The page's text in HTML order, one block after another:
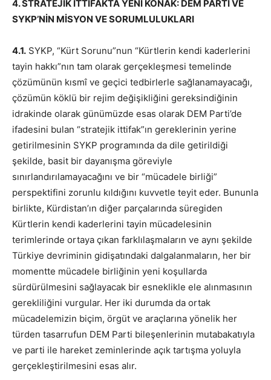
4. STRATEJİK İTTİFAKTA YENİ KONAK: DEM PARTİ VE
SYKP’NİN MİSYON VE SORUMLULUKLARI
4.1. SYKP, “Kürt Sorunu”nun “Kürtlerin kendi kaderlerini
tayin hakkı”nın tam olarak gerçekleşmesi temelinde
çözümünün kısmî ve geçici tedbirlerle sağlanamayacağı,
çözümün köklü bir rejim değişikliğini gereksindiğinin
idrakinde olarak günümüzde esas olarak DEM Parti’de
ifadesini bulan “stratejik ittifak”ın gereklerinin yerine
getirilmesinin SYKP programında da dile getirildiği
şekilde, basit bir dayanışma göreviyle
sınırlandırılamayacağını ve bir “mücadele birliği”
perspektifini zorunlu kıldığını kuvvetle teyit eder. Bununla
birlikte, Kürdistan’ın diğer parçalarında süregiden
Kürtlerin kendi kaderlerini tayin mücadelesinin
terimlerinde ortaya çıkan farklılaşmaların ve aynı şekilde
Türkiye devriminin gidişatındaki dalgalanmaların, her bir
momentte mücadele birliğinin yeni koşullarda
sürdürülmesini sağlayacak bir esneklikle ele alınmasının
gerekliliğini vurgular. Her iki durumda da ortak
mücadelemizin biçim, örgüt ve araçlarına yönelik her
türden tasarrufun DEM Parti bileşenlerinin mutabakatıyla
ve parti ile hareket zeminlerinde açık tartışma yoluyla
gerçekleştirilmesini esas alır.